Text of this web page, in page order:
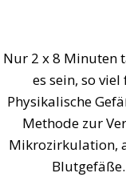
Nur 2 x 8 Minuten
es sein, so
Physikalische
Methode zur
Mikrozirkulation,